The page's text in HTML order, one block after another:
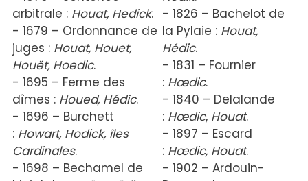
arbitrale : Houat, Hedick.
- 1679 – Ordonnance de
juges : Houat, Houet,
Houët, Hoedic.
- 1695 – Ferme des
dîmes : Houed, Hédic.
- 1696 – Burchett
: Howart, Hodick, îles
Cardinales.
- 1698 – Bechamel de
- 1826 – Bachelot de
la Pylaie : Houat,
Hédic.
- 1831 – Fournier
: Hœdic.
- 1840 – Delalande
: Hœdic, Houat.
- 1897 – Escard
: Hœdic, Houat.
- 1902 – Ardouin-